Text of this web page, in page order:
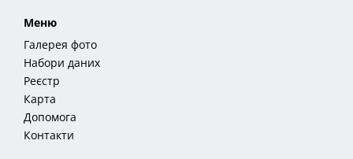
Меню
Галерея фото
Набори даних
Реєстр
Карта
Допомога
Контакти